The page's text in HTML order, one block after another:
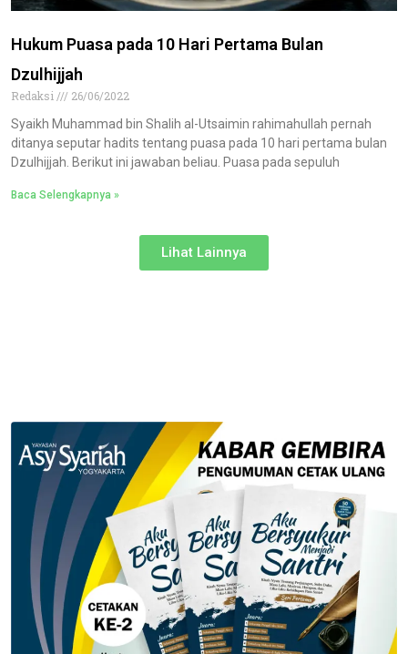
Hukum Puasa pada 10 Hari Pertama Bulan
Dzulhijjah
Redaksi
26/06/2022
Syaikh Muhammad bin Shalih al-Utsaimin rahimahullah pernah
ditanya seputar hadits tentang puasa pada 10 hari pertama bulan
Dzulhijjah. Berikut ini jawaban beliau. Puasa pada sepuluh
Baca Selengkapnya »
Lihat Lainnya